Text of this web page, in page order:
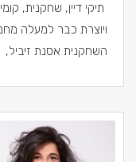
תיקי דיין, שחקנית,
ויוצרת כבר למעלה
השחקנית אסנת זיביל,